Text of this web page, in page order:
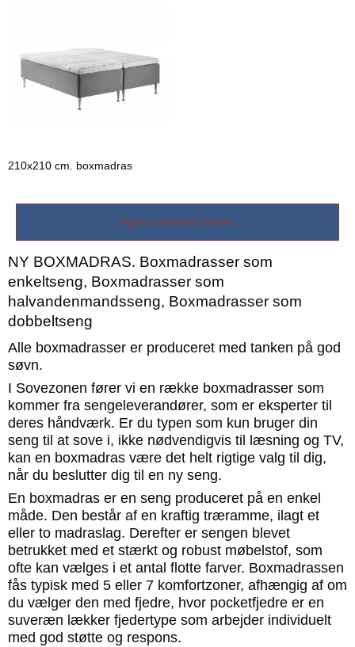
210x210 cm. boxmadras
Ingen produkter fundet.
NY BOXMADRAS. Boxmadrasser som
enkeltseng, Boxmadrasser som
halvandenmandsseng, Boxmadrasser som
dobbeltseng
Alle boxmadrasser er produceret med tanken på god
søvn.
I Sovezonen fører vi en række boxmadrasser som
kommer fra sengeleverandører, som er eksperter til
deres håndværk. Er du typen som kun bruger din
seng til at sove i, ikke nødvendigvis til læsning og TV,
kan en boxmadras være det helt rigtige valg til dig,
når du beslutter dig til en ny seng.
En boxmadras er en seng produceret på en enkel
måde. Den består af en kraftig træramme, ilagt et
eller to madraslag. Derefter er sengen blevet
betrukket med et stærkt og robust møbelstof, som
ofte kan vælges i et antal flotte farver. Boxmadrassen
fås typisk med 5 eller 7 komfortzoner, afhængig af om
du vælger den med fjedre, hvor pocketfjedre er en
suveræn lækker fjedertype som arbejder individuelt
med god støtte og respons.